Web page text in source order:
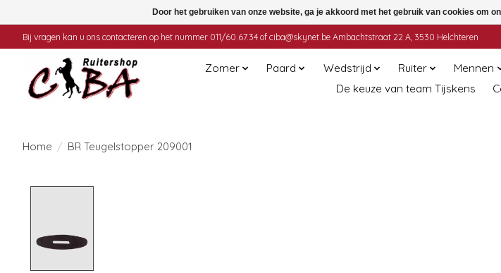
Bij vragen kan u ons contacteren op het nummer 011/60.67.34 of ciba@skynet.be Ambachtstraat 22 A, 3530 Helchteren
Zomer Paard Wedstrijd Ruiter Mennen
De keuze van team Tijskens
Home / BR Teugelstopper 209001
Door het gebruiken van onze website, ga je akkoord met het gebruik van cookies om